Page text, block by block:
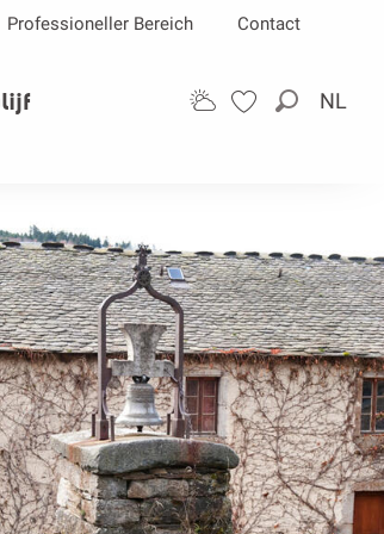
Zoek op
NL
Professioneller Bereich Contact